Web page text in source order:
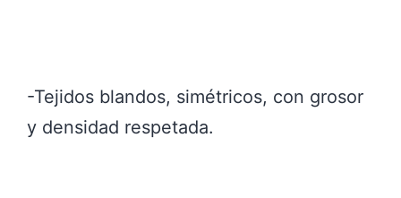
-Tejidos blandos, simétricos, con grosor
y densidad respetada.